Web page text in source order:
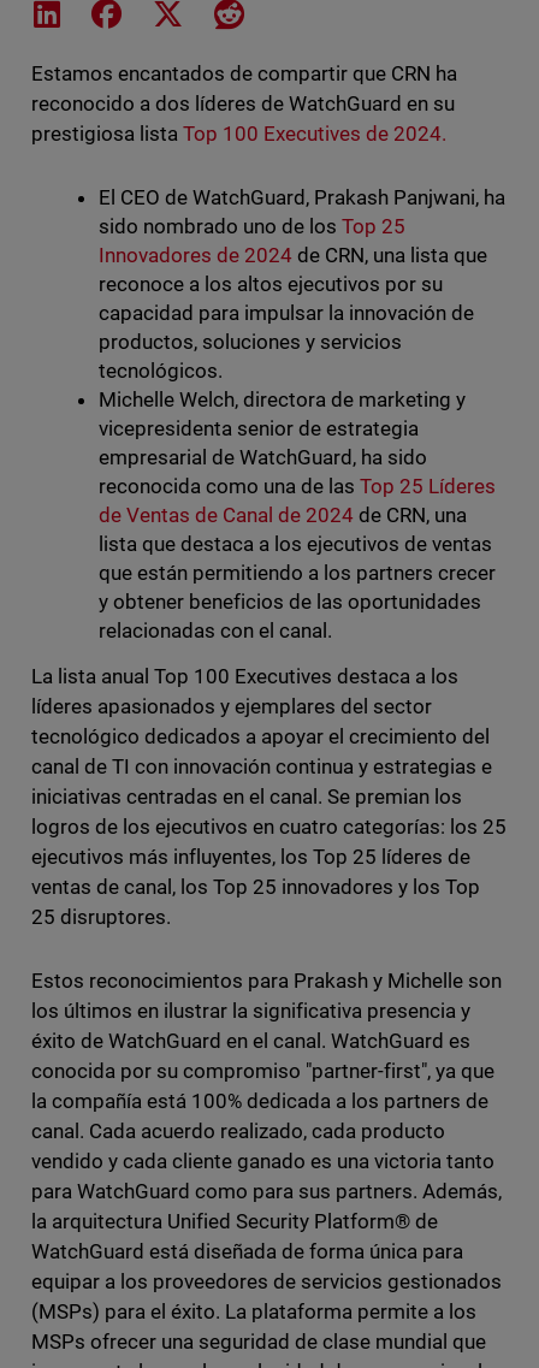
Share on LinkedIn
Share on Facebook
Share on XShare on Reddit
Estamos encantados de compartir que CRN ha
reconocido a dos líderes de WatchGuard en su
prestigiosa lista Top 100 Executives de 2024.
El CEO de WatchGuard, Prakash Panjwani, ha
sido nombrado uno de los Top 25
Innovadores de 2024 de CRN, una lista que
reconoce a los altos ejecutivos por su
capacidad para impulsar la innovación de
productos, soluciones y servicios
tecnológicos.
Michelle Welch, directora de marketing y
vicepresidenta senior de estrategia
empresarial de WatchGuard, ha sido
reconocida como una de las Top 25 Líderes
de Ventas de Canal de 2024 de CRN, una
lista que destaca a los ejecutivos de ventas
que están permitiendo a los partners crecer
y obtener beneficios de las oportunidades
relacionadas con el canal.
La lista anual Top 100 Executives destaca a los
líderes apasionados y ejemplares del sector
tecnológico dedicados a apoyar el crecimiento del
canal de TI con innovación continua y estrategias e
iniciativas centradas en el canal. Se premian los
logros de los ejecutivos en cuatro categorías: los 25
ejecutivos más influyentes, los Top 25 líderes de
ventas de canal, los Top 25 innovadores y los Top
25 disruptores.
Estos reconocimientos para Prakash y Michelle son
los últimos en ilustrar la significativa presencia y
éxito de WatchGuard en el canal. WatchGuard es
conocida por su compromiso "partner-first", ya que
la compañía está 100% dedicada a los partners de
canal. Cada acuerdo realizado, cada producto
vendido y cada cliente ganado es una victoria tanto
para WatchGuard como para sus partners. Además,
la arquitectura Unified Security Platform® de
WatchGuard está diseñada de forma única para
equipar a los proveedores de servicios gestionados
(MSPs) para el éxito. La plataforma permite a los
MSPs ofrecer una seguridad de clase mundial que